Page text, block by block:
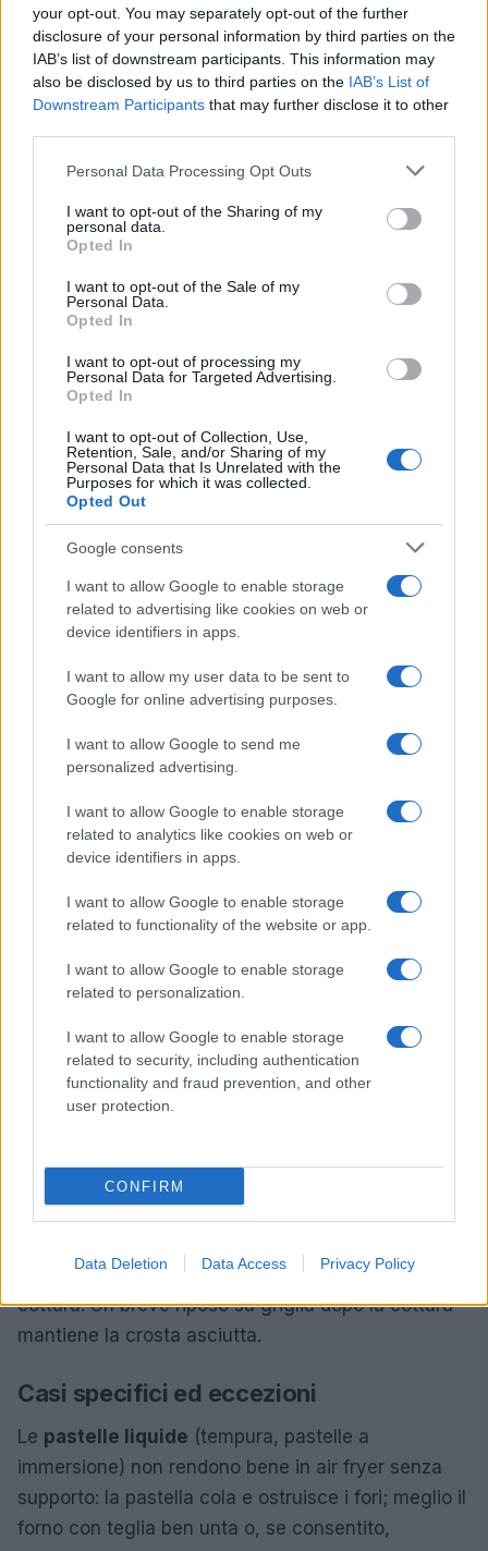
your opt-out. You may separately opt-out of the further
disclosure of your personal information by third parties on the
IAB’s list of downstream participants. This information may
also be disclosed by us to third parties on the IAB’s List of
Downstream Participants that may further disclose it to other
Please note that this website/app uses one or more Google
not limited to your visit or usage behaviour. You may click to
grant or deny consent to Google and its third-party tags to
use your data for below specified purposes in below Google
consent section.
Personal Data Processing Opt Outs
I want to opt-out of the Sharing of my
personal data.
Opted In
I want to opt-out of the Sale of my
Personal Data.
Opted In
I want to opt-out of processing my
Personal Data for Targeted Advertising.
Opted In
I want to opt-out of Collection, Use,
Retention, Sale, and/or Sharing of my
Personal Data that Is Unrelated with the
Purposes for which it was collected.
Opted Out
Google consents
I want to allow Google to enable storage
related to advertising like cookies on web or
device identifiers in apps.
I want to allow my user data to be sent to
Google for online advertising purposes.
I want to allow Google to send me
personalized advertising.
I want to allow Google to enable storage
related to analytics like cookies on web or
device identifiers in apps.
I want to allow Google to enable storage
related to functionality of the website or app.
I want to allow Google to enable storage
related to personalization.
I want to allow Google to enable storage
related to security, including authentication
functionality and fraud prevention, and other
user protection.
CONFIRM
Data Deletion Data Access Privacy Policy
In entrambi i casi, evitare aperture frequenti limita
le dispersioni. La scelta di
riduce tempi e quindi consumi complessivi.
Accessori che fanno la differenza
Alcuni accessori amplificano croccantezza e
costanza dei risultati:
circolare aria sotto gli alimenti;
tappetini forati in
per evitare attacchi mantenendo la
superficie asciutta;cestelli o teglie microforate
per patatine e snack;termometro a sonda
spruzzino per
per dosi minime e uniformi; carta forno
resistenza esposta, unoschermo paraschizzi
senza ostacolare il flusso.
Settaggi e metodo per risultati costanti
air fryerpreriscaldare 3–5 minuti quando si
stratosenza ammassare; scuotere o girare a metà
asciutte; usare 180–200°C per impanati e prefritti,
160–175°C per cibi più delicati (pesce) con un paio
di minuti finali a temperatura più alta per la crosta.
la teglia o usare griglia su leccarda per evitare
condensa; posizionare sul ripiano alto per più
impanati e patate, con 2–5 minuti digrill a fine
cottura. Un breve riposo su griglia dopo la cottura
mantiene la crosta asciutta.
Casi specifici ed eccezioni
Le pastelle liquide (tempura, pastelle a
immersione) non rendono bene in air fryer senza
supporto: la pastella cola e ostruisce i fori; meglio il
forno con teglia ben unta o, se consentito,